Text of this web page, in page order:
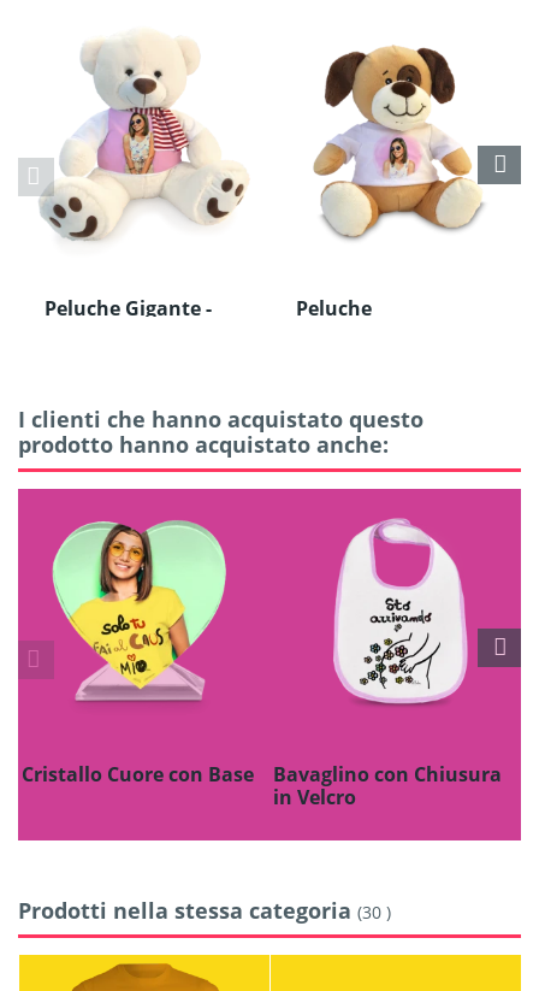
Peluche Gigante -
Peluche
I clienti che hanno acquistato questo
prodotto hanno acquistato anche:
Cristallo Cuore con Base
Bavaglino con Chiusura
in Velcro
Prodotti nella stessa categoria (30 )